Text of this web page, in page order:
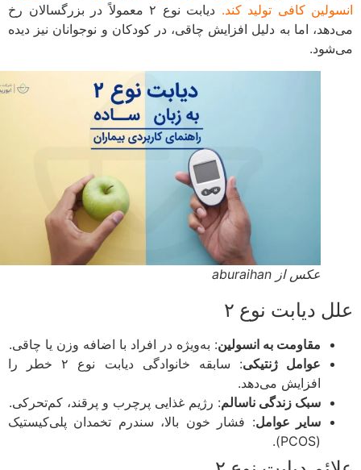
کافی تولید کند.
دیابت نوع ۲ معمولاً در بزرگسالان رخ
اما به دلیل افزایش چاقی، در کودکان و نوجوانان نیز دیده
عکس از aburaihan
دیابت نوع ۲
مقاومت به انسولین: به‌ویژه در افراد با اضافه وزن یا چاقی.
عوامل ژنتیکی
: سابقه خانوادگی دیابت نوع ۲ خطر را
افزایش می‌دهد.
سبک زندگی ناسالم: رژیم غذایی پرچرب و پرقند، کم‌تحرکی.
سایر عوامل: فشار خون بالا، سندرم تخمدان پلی‌کیستیک